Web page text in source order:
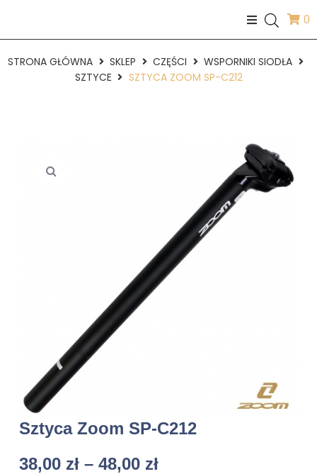
0
STRONA GŁÓWNA SKLEP CZĘŚCI
WSPORNIKI SIODŁA
SZTYCE
SZTYCA ZOOM SP-C212
Sztyca Zoom SP-C212
38,00 zł – 48,00 zł